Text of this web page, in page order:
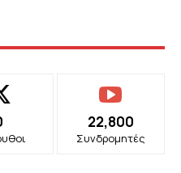
22,800
Συνδρομητές